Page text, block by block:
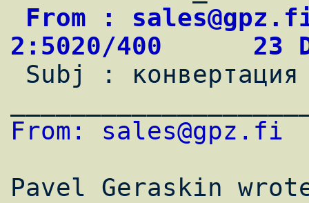
2:5020/400      23
From: sales@gpz.fi
Pavel Geraskin